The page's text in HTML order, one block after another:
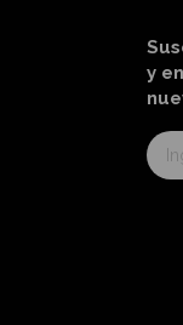
y
al